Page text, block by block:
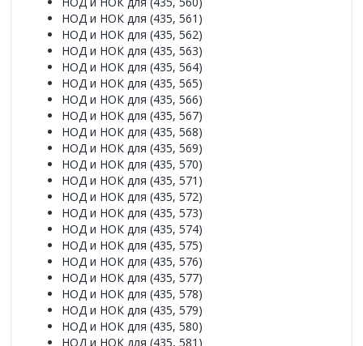
НОД и НОК для (435, 561)
НОД и НОК для (435, 562)
НОД и НОК для (435, 563)
НОД и НОК для (435, 564)
НОД и НОК для (435, 565)
НОД и НОК для (435, 566)
НОД и НОК для (435, 567)
НОД и НОК для (435, 568)
НОД и НОК для (435, 569)
НОД и НОК для (435, 570)
НОД и НОК для (435, 571)
НОД и НОК для (435, 572)
НОД и НОК для (435, 573)
НОД и НОК для (435, 574)
НОД и НОК для (435, 575)
НОД и НОК для (435, 576)
НОД и НОК для (435, 577)
НОД и НОК для (435, 578)
НОД и НОК для (435, 579)
НОД и НОК для (435, 580)
НОД и НОК для (435, 581)